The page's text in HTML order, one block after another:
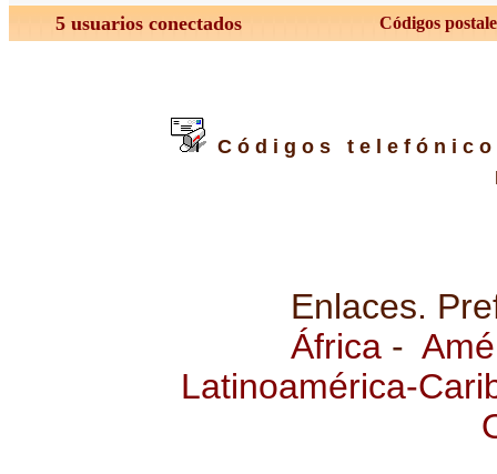
5 usuarios conectados Códigos
Códigos
Enlaces.
África-
Latinoamérica-